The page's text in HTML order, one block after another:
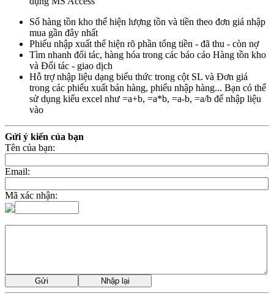
Sổ hàng tồn kho thể hiện lượng tồn và tiền theo đơn giá nhập
mua gần đây nhất
Phiếu nhập xuất thể hiện rõ phần tổng tiền - đã thu - còn nợ
Tìm nhanh đối tác, hàng hóa trong các báo cáo Hàng tồn kho
và Đối tác - giao dịch
Hỗ trợ nhập liệu dạng biểu thức trong cột SL và Đơn giá
trong các phiếu xuất bán hàng, phiếu nhập hàng... Bạn có thể
sử dụng kiểu excel như =a+b, =a*b, =a-b, =a/b để nhập liệu
vào
Gửi ý kiến của bạn
Tên của bạn:
Email:
Mã xác nhận: